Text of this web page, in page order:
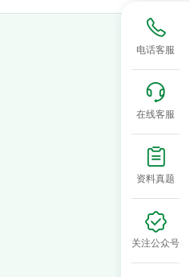
咨询更多竞赛考试
电话客服
在线客服
资料真题
关注公众号